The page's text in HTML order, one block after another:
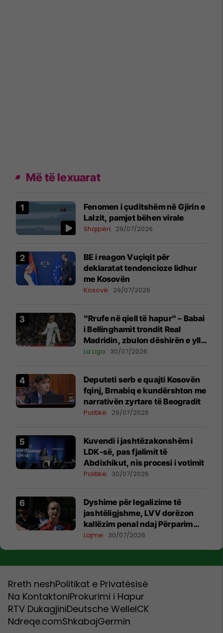
Më të lexuarat
Fenomen i çuditshëm në Gjirin e
Lalzit, pamjet bëhen virale
Shqipëri 29/07/2026
BE i reagon Vuçiqit për
deklaratat tendencioze lidhur
me Kosovën
Kosovë 29/07/2026
"Rrufe në qiell të hapur" – Babai
i Bellinghamit trondit Real
Madridin, zbulon dëshirën e yllit
anglez për largim
La Liga 30/07/2026
Deputeti serb e quajti Kosovën
fqinj, Brnabiq e kundërshton me
narrativën zyrtare të Beogradit
Politikë 29/07/2026
Kuvendi i jashtëzakonshëm i
LDK-së, pas fjalimit të
Abdixhikut, nis procesi i votimit
Politikë 30/07/2026
Dyshime për legalizime të
jashtëligjshme, LVV dorëzon
kallëzim penal ndaj Përparim
Ramës dhe zyrtarëve të
Lajme 30/07/2026
Rreth neshPolitikat e Privatësisë
Na KontaktoniProkurimi i Hapur
RTV DukagjiniDeutsche WelleICK
Ndreqe.comShkabajGermin